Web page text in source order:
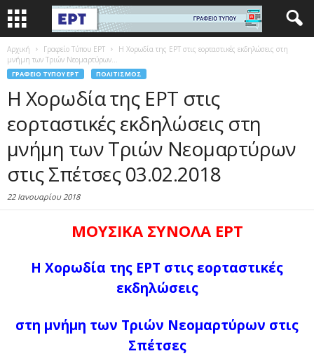
Αρχική Γραφείο Τύπου ΕΡΤ
Η Χορωδία της ΕΡΤ στις εορταστικές εκδηλώσεις στη
μνήμη των Τριών Νεομαρτύρων...
ΓΡΑΦΕΊΟ ΤΎΠΟΥ ΕΡΤ ΠΟΛΙΤΙΣΜΌΣ
Η Χορωδία της ΕΡΤ στις
εορταστικές εκδηλώσεις στη
μνήμη των Τριών Νεομαρτύρων
στις Σπέτσες 03.02.2018
22 Ιανουαρίου 2018
ΜΟΥΣΙΚΑ ΣΥΝΟΛΑ ΕΡΤ
Η Χορωδία της ΕΡΤ στις εορταστικές
εκδηλώσεις
στη μνήμη των Τριών Νεομαρτύρων στις
Σπέτσες